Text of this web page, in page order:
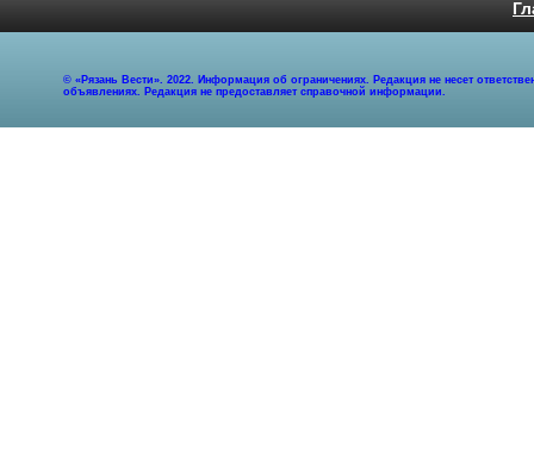
© «Рязань Вести». 2022. Информация об ограничениях. Редакция не несет
объявлениях. Редакция не предоставляет справочной информации.